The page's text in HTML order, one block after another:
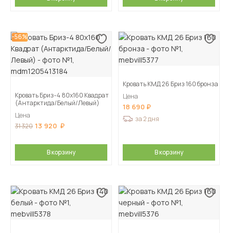
-56%
Кровать Бриз-4 80х160 Квадрат
(Антарктида/Белый/Левый)
Цена
31 320 13 920
В корзину
Кровать КМД 26 Бриз 160 бронза
Цена
18 690
за 2 дня
В корзину